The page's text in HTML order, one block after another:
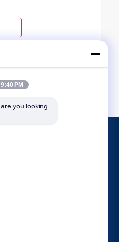
9:40 PM
you looking